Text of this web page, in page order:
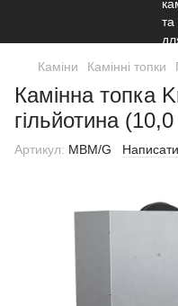
Каміни Камінні топки
Камінна топка
гільйотина
Артикул: MBM/G Написати